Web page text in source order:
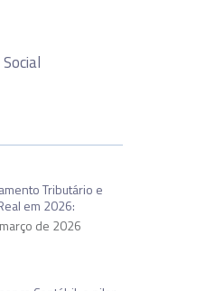
Tributário e
em 2026:
de 2026